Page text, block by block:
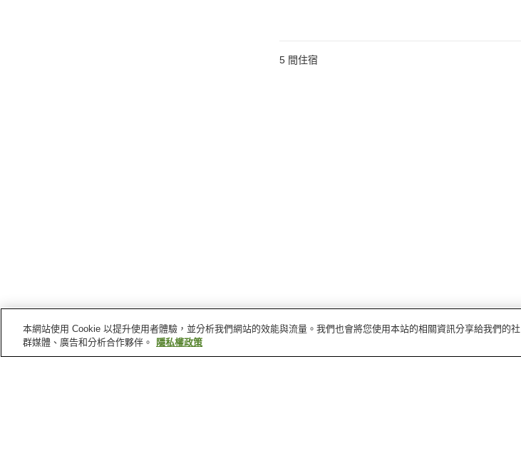
5 間住宿
本網站使用 Cookie 以提升使用者體驗，並分析我們網站的效能與流量。我們也會將您使用本站的相關資訊分享給我們的社
群媒體、廣告和分析合作夥伴。
隱私權政策